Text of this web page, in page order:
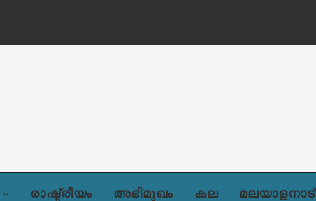
രാഷ്ട്രീയം അഭിമുഖം കല മലയാളനാട്